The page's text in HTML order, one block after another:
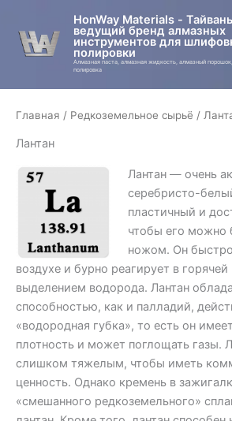
содержимому
HonWay Materials -
ведущий бренд алмазных
инструментов для
полировки
Алмазная паста, алмазная жидкость, алмазный
полировка
Главная / Редкоземельное сырьё /
Лантан
Лантан — очень
серебристо-
пластичный и
чтобы его можно
ножом. Он
воздухе и бурно реагирует в горячей
выделением водорода. Лантан
способностью, как и палладий,
«водородная губка», то есть он
плотность и может поглощать газы.
слишком тяжелым, чтобы иметь
ценность. Однако кремень в
«смешанного редкоземельного»